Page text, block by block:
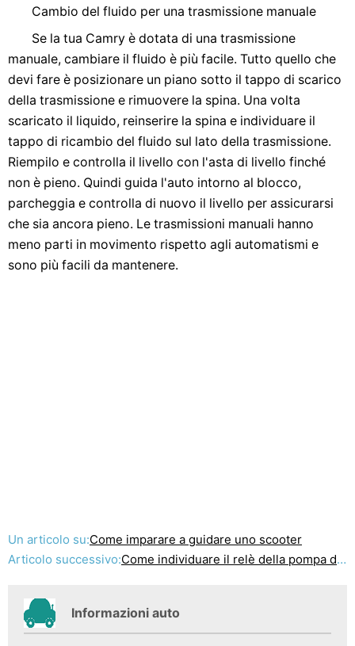
Cambio del fluido per una trasmissione manuale
Se la tua Camry è dotata di una trasmissione
manuale, cambiare il fluido è più facile. Tutto quello che
devi fare è posizionare un piano sotto il tappo di scarico
della trasmissione e rimuovere la spina. Una volta
scaricato il liquido, reinserire la spina e individuare il
tappo di ricambio del fluido sul lato della trasmissione.
Riempilo e controlla il livello con l'asta di livello finché
non è pieno. Quindi guida l'auto intorno al blocco,
parcheggia e controlla di nuovo il livello per assicurarsi
che sia ancora pieno. Le trasmissioni manuali hanno
meno parti in movimento rispetto agli automatismi e
sono più facili da mantenere.
Un articolo su:Come imparare a guidare uno scooter
Articolo successivo:Come individuare il relè della pompa del carburante in un Powerstroke
Informazioni auto